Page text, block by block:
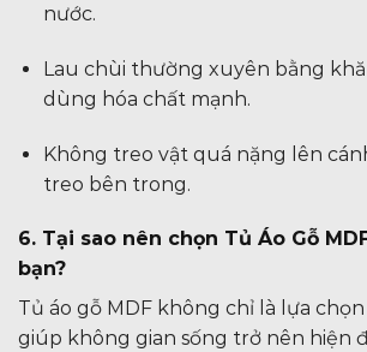
nước.
Lau chùi thường xuyên bằng
dùng hóa chất mạnh.
Không treo vật quá nặng lên
treo bên trong.
6. Tại sao nên chọn Tủ Áo Gỗ
bạn?
Tủ áo gỗ MDF không chỉ là lựa
giúp không gian sống trở nên hiện